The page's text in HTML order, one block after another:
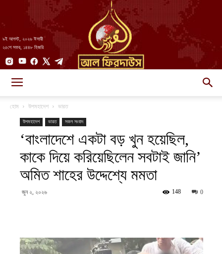
৯ই আগস্ট, ২০২৬ ঈসায়ী
২৫শে সফর, ১৪৪৮ হিজরি
||
আল-
হোম উপমহাদেশ ভারত
উপমহাদেশ ভারত সকল সংবাদ
‘বাংলাদেশে একটা বড় খুন হয়েছিল,
কাকে দিয়ে করিয়েছিলেন সবটাই জানি’
অমিত শাহের উদ্দেশ্যে মমতা
জুন ২, ২০২৬ 0
148